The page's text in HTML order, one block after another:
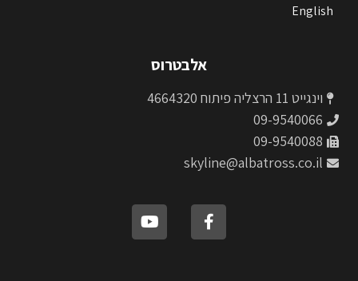
English
אלבטרוס
וינגייט 11 הרצליה פיתוח 4664320
09-9540066
09-9540088
skyline@albatross.co.il